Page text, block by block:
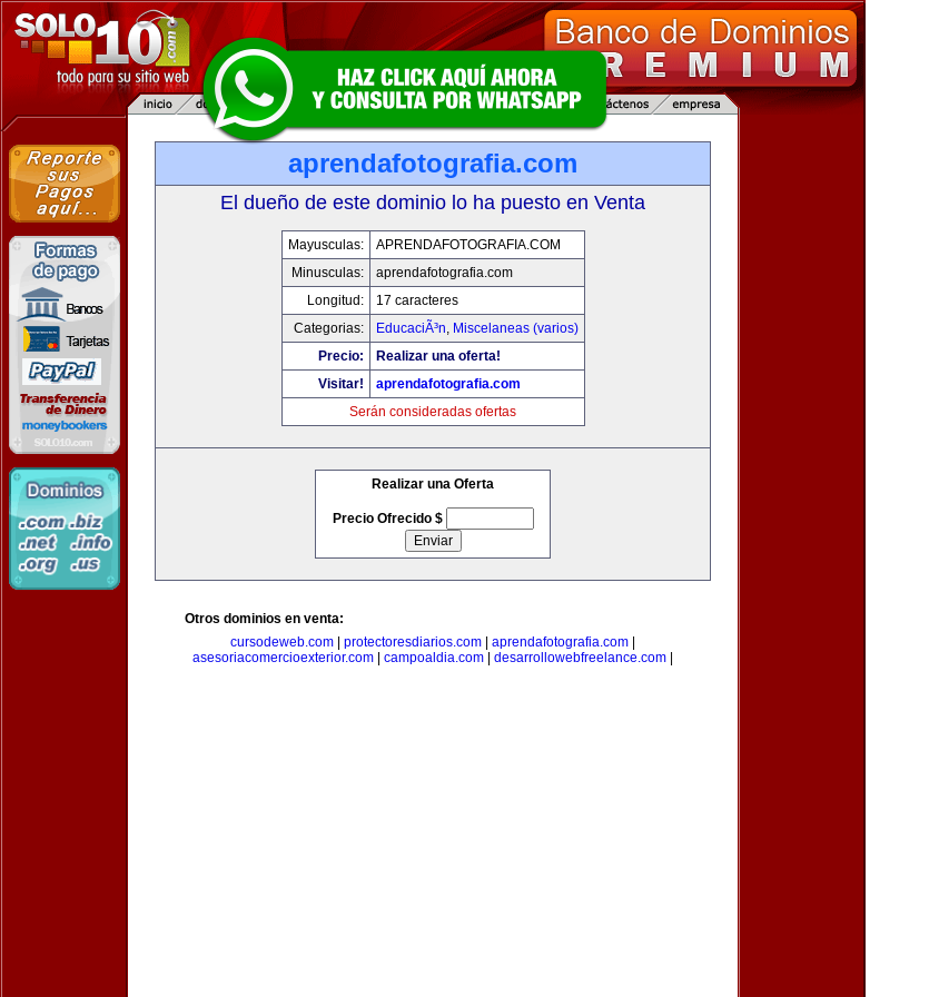
aprendafotografia.com
El dueño de este dominio lo ha puesto en Venta
Mayusculas:
APRENDAFOTOGRAFIA.COM
Minusculas:
aprendafotografia.com
Longitud:
17 caracteres
Categorias:
EducaciÃ³n, Miscelaneas (varios)
Precio:
Realizar una oferta!
Visitar!
aprendafotografia.com
Serán consideradas ofertas
Realizar una Oferta
Precio Ofrecido $
Otros dominios en venta:
cursodeweb.com
protectoresdiarios.com aprendafotografia.com
asesoriacomercioexterior.com
campoaldia.com desarrollowebfreelance.com